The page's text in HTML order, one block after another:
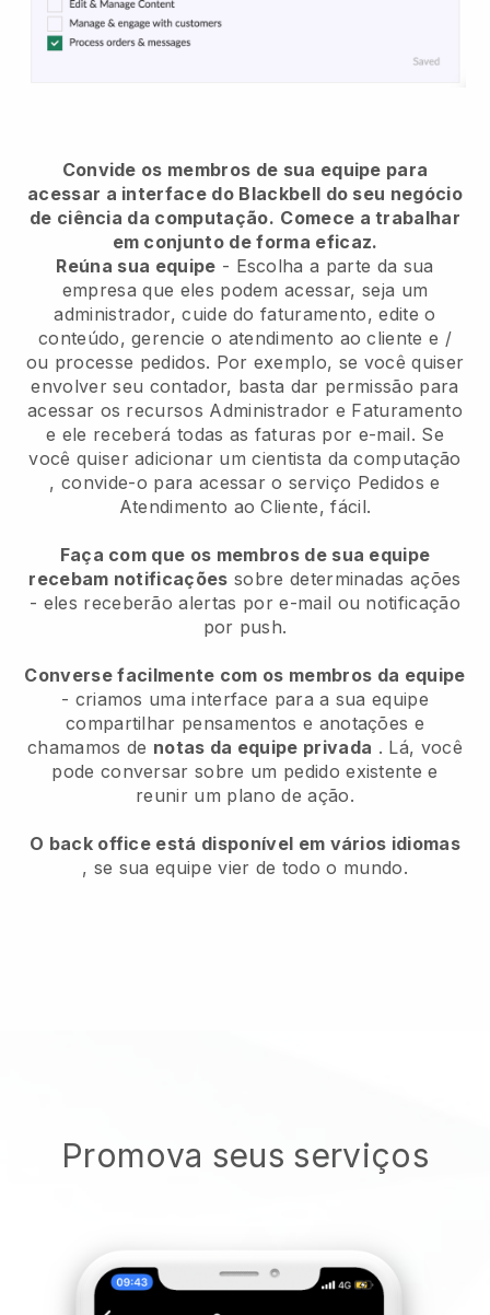
Convide os membros de sua equipe para
acessar a interface do Blackbell do seu negócio
de ciência da computação. Comece a trabalhar
em conjunto de forma eficaz.
Reúna sua equipe - Escolha a parte da sua
empresa que eles podem acessar, seja um
administrador, cuide do faturamento, edite o
conteúdo, gerencie o atendimento ao cliente e /
ou processe pedidos. Por exemplo, se você quiser
envolver seu contador, basta dar permissão para
acessar os recursos Administrador e Faturamento
e ele receberá todas as faturas por e-mail. Se
você quiser adicionar um cientista da computação
, convide-o para acessar o serviço Pedidos e
Atendimento ao Cliente, fácil.
Faça com que os membros de sua equipe
recebam notificações sobre determinadas ações
- eles receberão alertas por e-mail ou notificação
por push.
Converse facilmente com os membros da equipe
- criamos uma interface para a sua equipe
compartilhar pensamentos e anotações e
chamamos de notas da equipe privada . Lá, você
pode conversar sobre um pedido existente e
reunir um plano de ação.
O back office está disponível em vários idiomas
, se sua equipe vier de todo o mundo.
Promova seus serviços